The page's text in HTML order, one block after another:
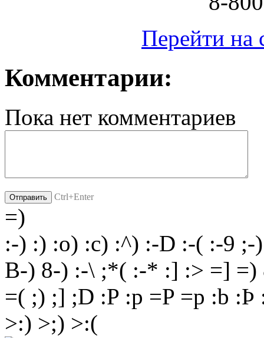
Перейти на
Комментарии:
Пока нет комментариев
Ctrl+Enter
=)
:-) :) :o) :c) :^) :-D :-( :-9 ;-)
B-) 8-) :-\ ;*( :-* :] :> =] =)
=( ;) ;] ;D :P :p =P =p :b :Þ
>:) >;) >:(